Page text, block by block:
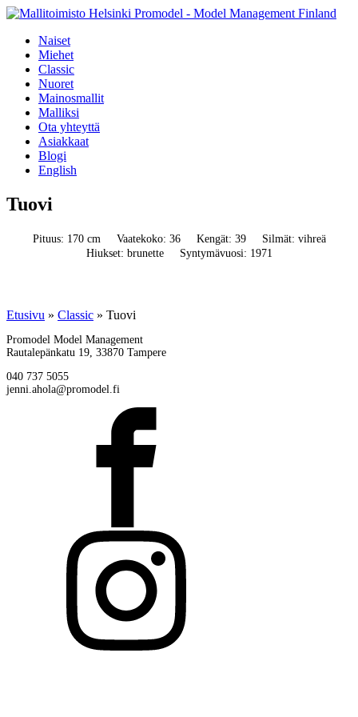
Naiset
Miehet
Classic
Nuoret
Mainosmallit
Malliksi
Ota yhteyttä
Asiakkaat
Blogi
English
Tuovi
Pituus: 170 cm Vaatekoko: 36 Kengät: 39
Silmät: vihreä
Hiukset: brunette
Syntymävuosi: 1971
Etusivu » Classic » Tuovi
Promodel Model Management
Rautalepänkatu 19, 33870 Tampere
040 737 5055
jenni.ahola@promodel.fi